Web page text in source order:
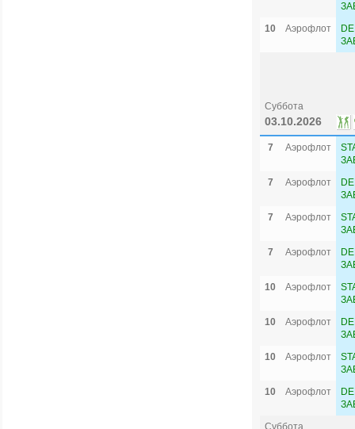
10
Аэрофлот
Суббота
03.10.2026
7 Аэрофлот
7
Аэрофлот
7
Аэрофлот
7
Аэрофлот
10
Аэрофлот
10
Аэрофлот
10
Аэрофлот
10
Аэрофлот
Суббота